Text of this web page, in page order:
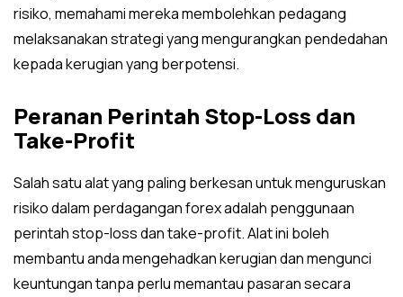
risiko, memahami mereka membolehkan pedagang
melaksanakan strategi yang mengurangkan pendedahan
kepada kerugian yang berpotensi.
Peranan Perintah Stop-Loss dan
Take-Profit
Salah satu alat yang paling berkesan untuk menguruskan
risiko dalam perdagangan forex adalah penggunaan
perintah stop-loss dan take-profit. Alat ini boleh
membantu anda mengehadkan kerugian dan mengunci
keuntungan tanpa perlu memantau pasaran secara